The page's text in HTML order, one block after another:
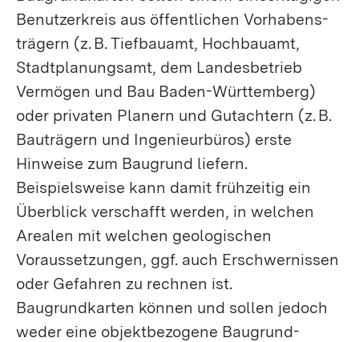
Benutzerkreis aus öffentlichen Vorhabens­
trägern (z. B. Tiefbauamt, Hochbauamt,
Stadtplanungsamt, dem Landesbetrieb
Vermögen und Bau Baden-Württemberg)
oder privaten Planern und Gutachtern (z. B.
Bauträgern und Ingenieur­büros) erste
Hinweise zum Baugrund liefern.
Beispielsweise kann damit frühzeitig ein
Überblick verschafft werden, in welchen
Arealen mit welchen geologischen
Voraussetzungen, ggf. auch Erschwernissen
oder Gefahren zu rechnen ist.
Baugrundkarten können und sollen jedoch
weder eine objekt­bezogene Baugrund­